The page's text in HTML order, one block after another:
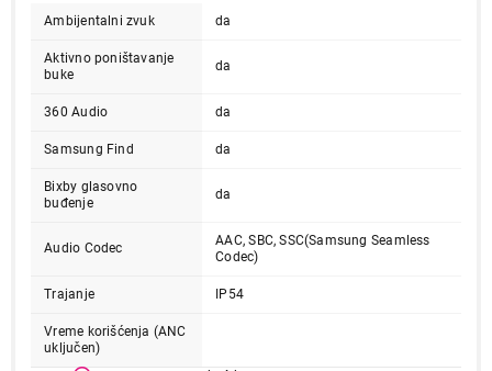
Ambijentalni zvuk
da
Aktivno poništavanje
buke
da
360 Audio da
Samsung Find da
Bixby glasovno
buđenje
da
Audio Codec
AAC, SBC, SSC(Samsung Seamless
Codec)
Trajanje IP54
Vreme korišćenja (ANC
uključen)
SLUŠALICE
R420NZKAEUC
Proizvod je dodat u korpu.
Ukupno u korpi: 0,00
Nastavi kupovinu